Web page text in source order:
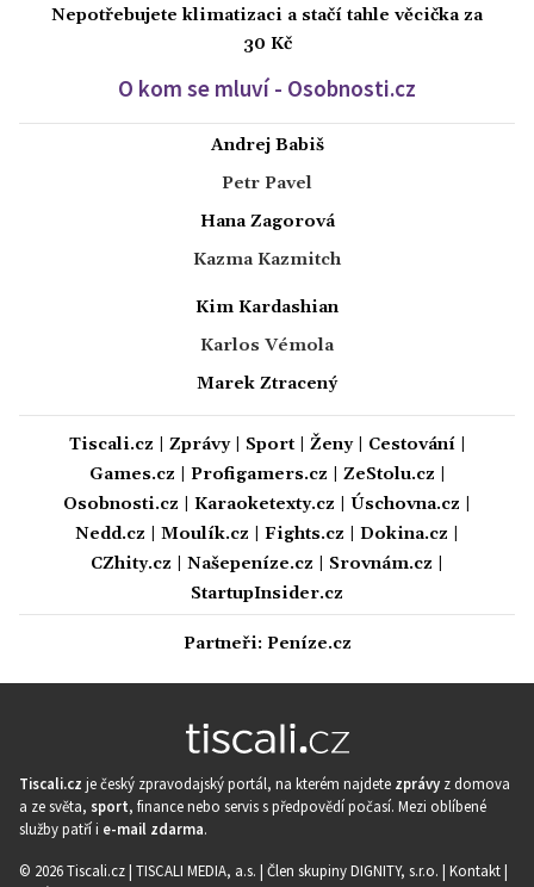
Nepotřebujete klimatizaci a stačí tahle věcička za
30 Kč
O kom se mluví - Osobnosti.cz
Andrej Babiš
Petr Pavel
Hana Zagorová
Kazma Kazmitch
Kim Kardashian
Karlos Vémola
Marek Ztracený
Tiscali.cz Zprávy| Sport| Ženy| Cestování|
Games.cz
Profigamers.cz ZeStolu.cz
Osobnosti.cz
Karaoketexty.cz Úschovna.cz
Nedd.cz
Moulík.cz Fights.cz Dokina.cz
CZhity.cz
Našepeníze.cz Srovnám.cz
StartupInsider.cz
Partneři: Peníze.cz
Tiscali.cz je český zpravodajský portál, na kterém najdete zprávy z domova
a ze světa, sport, finance nebo servis s předpovědí počasí. Mezi oblíbené
služby patří i e-mail zdarma.
© 2026 Tiscali.cz | TISCALI MEDIA, a.s. | Člen skupiny DIGNITY, s.r.o. | Kontakt|